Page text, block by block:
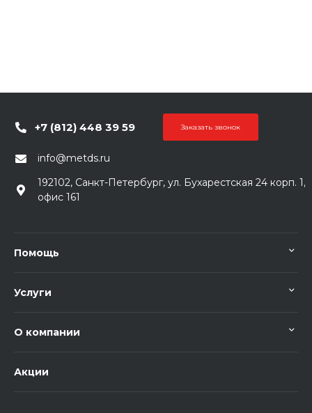
+7 (812) 448 39 59 Заказать звонок
info@metds.ru
192102, Санкт-Петербург, ул. Бухарестская 24 корп. 1,
офис 161
Помощь
Услуги
О компании
Акции